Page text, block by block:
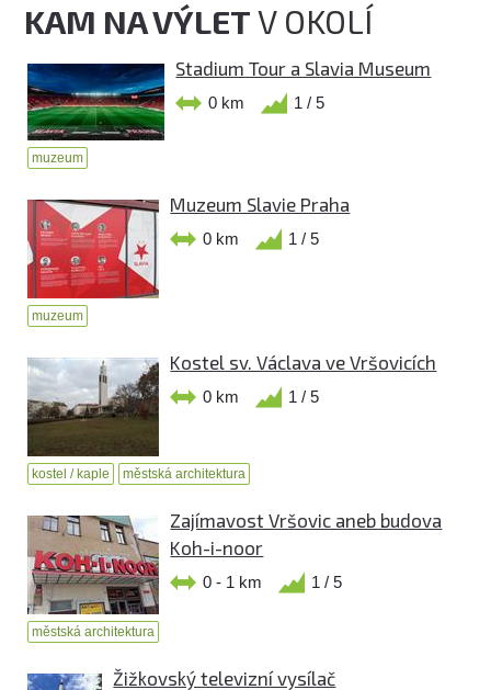
KAM NA VÝLETV OKOLÍ
Stadium Tour a Slavia Museum
0 km 1 / 5
muzeum
Muzeum Slavie Praha
0 km 1 / 5
muzeum
Kostel sv. Václava ve Vršovicích
0 km 1 / 5
kostel / kaple městská architektura
Zajímavost Vršovic aneb budova
Koh-i-noor
0 - 1 km 1 / 5
městská architektura
Žižkovský televizní vysílač